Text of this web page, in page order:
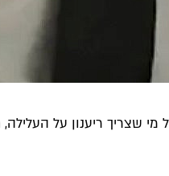
שצריך ריענון על